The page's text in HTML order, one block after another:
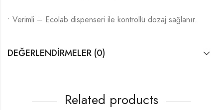
• Verimli – Ecolab dispenseri ile kontrollü dozaj sağlanır.
DEĞERLENDIRMELER (0)
Related products